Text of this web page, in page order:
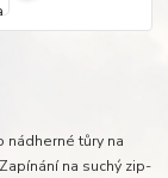
tůry na
na suchý zip-